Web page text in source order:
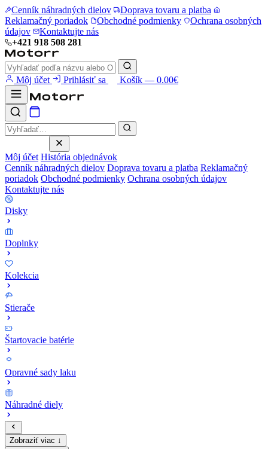
Cenník náhradných dielov
Doprava tovaru a platba
Reklamačný poriadok
Obchodné podmienky
Ochrana osobných
údajov
Kontaktujte nás
+421 918 508 281
Môj účet Prihlásiť sa Košík — 0.00€
Môj účet História objednávok
Cenník náhradných dielov Doprava tovaru a platba Reklamačný
poriadok Obchodné podmienky Ochrana osobných údajov
Kontaktujte nás
Disky
Doplnky
Kolekcia
Stierače
Štartovacie batérie
Opravné sady laku
Náhradné diely
Zobraziť viac ↓